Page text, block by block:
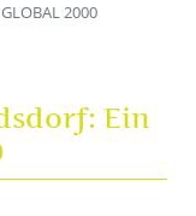
2000
Ein